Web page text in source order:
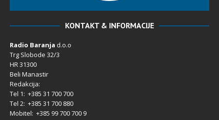
KONTAKT & INFORMACIJE
Radio Baranja d.o.o
Trg Slobode 32/3
HR 31300
Beli Manastir
Redakcija:
Tel 1: +385 31 700 700
Tel 2: +385 31 700 880
Mobitel: +385 99 700 700 9